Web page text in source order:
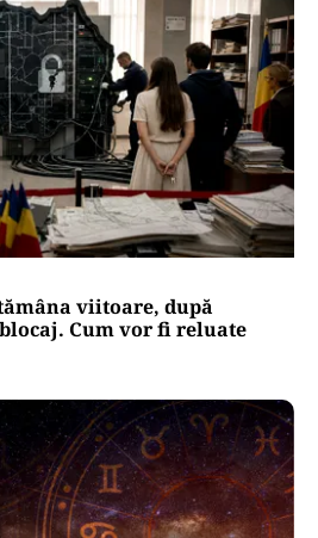
viitoare, după
Cum vor fi reluate